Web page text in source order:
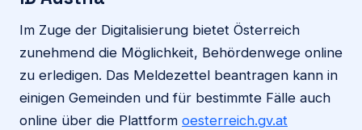
Im Zuge der Digitalisierung bietet Österreich
zunehmend die Möglichkeit, Behördenwege online
zu erledigen. Das Meldezettel beantragen kann in
einigen Gemeinden und für bestimmte Fälle auch
online über die Plattform oesterreich.gv.at